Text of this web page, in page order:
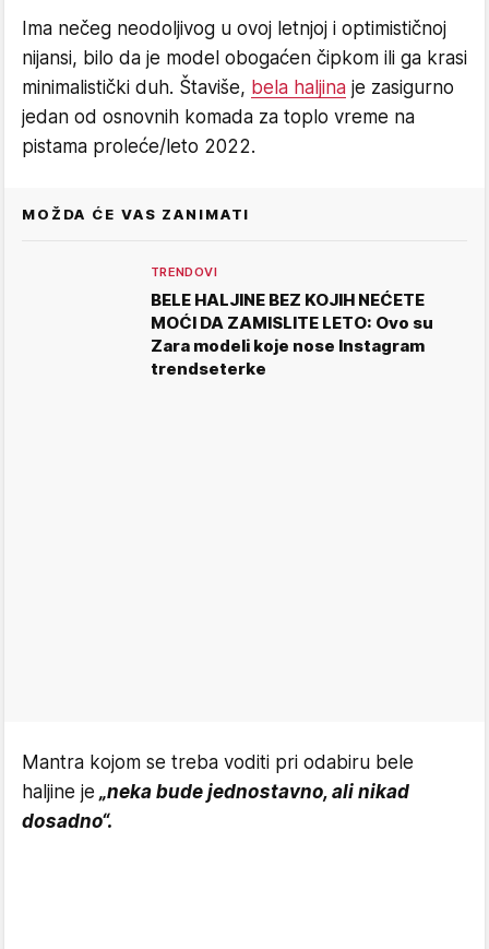
Ima nečeg neodoljivog u ovoj letnjoj i optimističnoj
nijansi, bilo da je model obogaćen čipkom ili ga krasi
minimalistički duh. Štaviše, bela haljina je zasigurno
jedan od osnovnih komada za toplo vreme na
pistama proleće/leto 2022.
MOŽDA ĆE VAS ZANIMATI
TRENDOVI
BELE HALJINE BEZ KOJIH NEĆETE
MOĆI DA ZAMISLITE LETO: Ovo su
Zara modeli koje nose Instagram
trendseterke
Mantra kojom se treba voditi pri odabiru bele
haljine je „neka bude jednostavno, ali nikad
dosadno“.